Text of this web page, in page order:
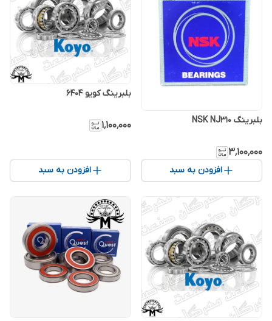
بلبرینگ NSK NJ310
۳٬۱۰۰٬۰۰۰
افزودن به سبد
بلبرینگ کویو 6404
۱٬۱۰۰٬۰۰۰
افزودن به سبد